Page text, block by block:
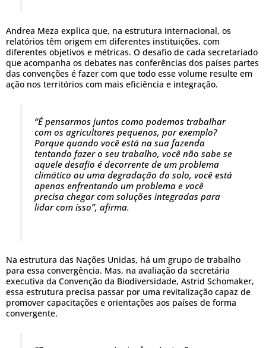
Andrea Meza explica que, na estrutura internacional, os
relatórios têm origem em diferentes instituições, com
diferentes objetivos e métricas. O desafio de cada secretariado
que acompanha os debates nas conferências dos países partes
das convenções é fazer com que todo esse volume resulte em
ação nos territórios com mais eficiência e integração.
“É pensarmos juntos como podemos trabalhar
com os agricultores pequenos, por exemplo?
Porque quando você está na sua fazenda
tentando fazer o seu trabalho, você não sabe se
aquele desafio é decorrente de um problema
climático ou uma degradação do solo, você está
apenas enfrentando um problema e você
precisa chegar com soluções integradas para
lidar com isso”, afirma.
Na estrutura das Nações Unidas, há um grupo de trabalho
para essa convergência. Mas, na avaliação da secretária
executiva da Convenção da Biodiversidade, Astrid Schomaker,
essa estrutura precisa passar por uma revitalização capaz de
promover capacitações e orientações aos países de forma
convergente.